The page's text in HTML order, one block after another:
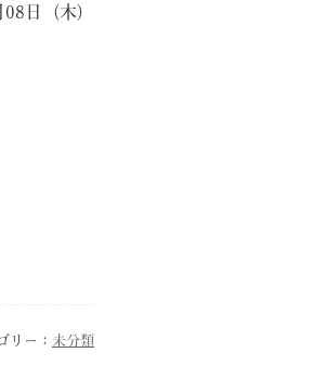
日（木）
リー： 未分類